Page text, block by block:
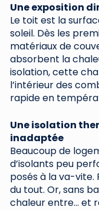
Une exposition
Le toit est la
soleil. Dès les
matériaux de
absorbent la
isolation, cette
l’intérieur des
rapide en
Une isolation
inadaptée
Beaucoup de
d’isolants peu
posés à la va-vite.
du tout. Or, sans
chaleur entre… et